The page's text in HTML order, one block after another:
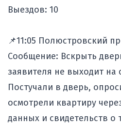
Выездов: 10
📌11:05 Полюстровский
Сообщение: Вскрыть
заявителя не выходит на
Постучали в дверь,
осмотрели квартиру
данных и свидетельств о